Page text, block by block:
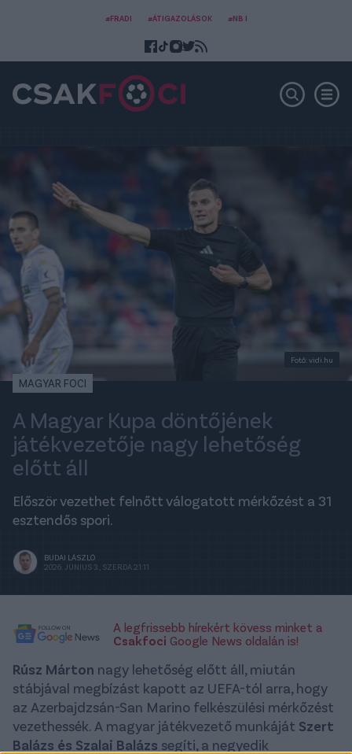
#FRADI #ÁTIGAZOLÁSOK #NB I
Fotó: vidi.hu
MAGYAR FOCI
A Magyar Kupa döntőjének
játékvezetője nagy lehetőség
előtt áll
Először vezethet felnőtt válogatott mérkőzést a 31
esztendős spori.
BUDAI LÁSZLÓ
2026. JÚNIUS 3., SZERDA 21:11
A legfrissebb hírekért kövess minket a
Csakfoci Google News oldalán is!
Rúsz Márton nagy lehetőség előtt áll, miután
stábjával megbízást kapott az UEFA-tól arra, hogy
az Azerbajdzsán-San Marino felkészülési mérkőzést
vezethessék. A magyar játékvezető munkáját Szert
Balázs és Szalai Balázs segíti, a negyedik